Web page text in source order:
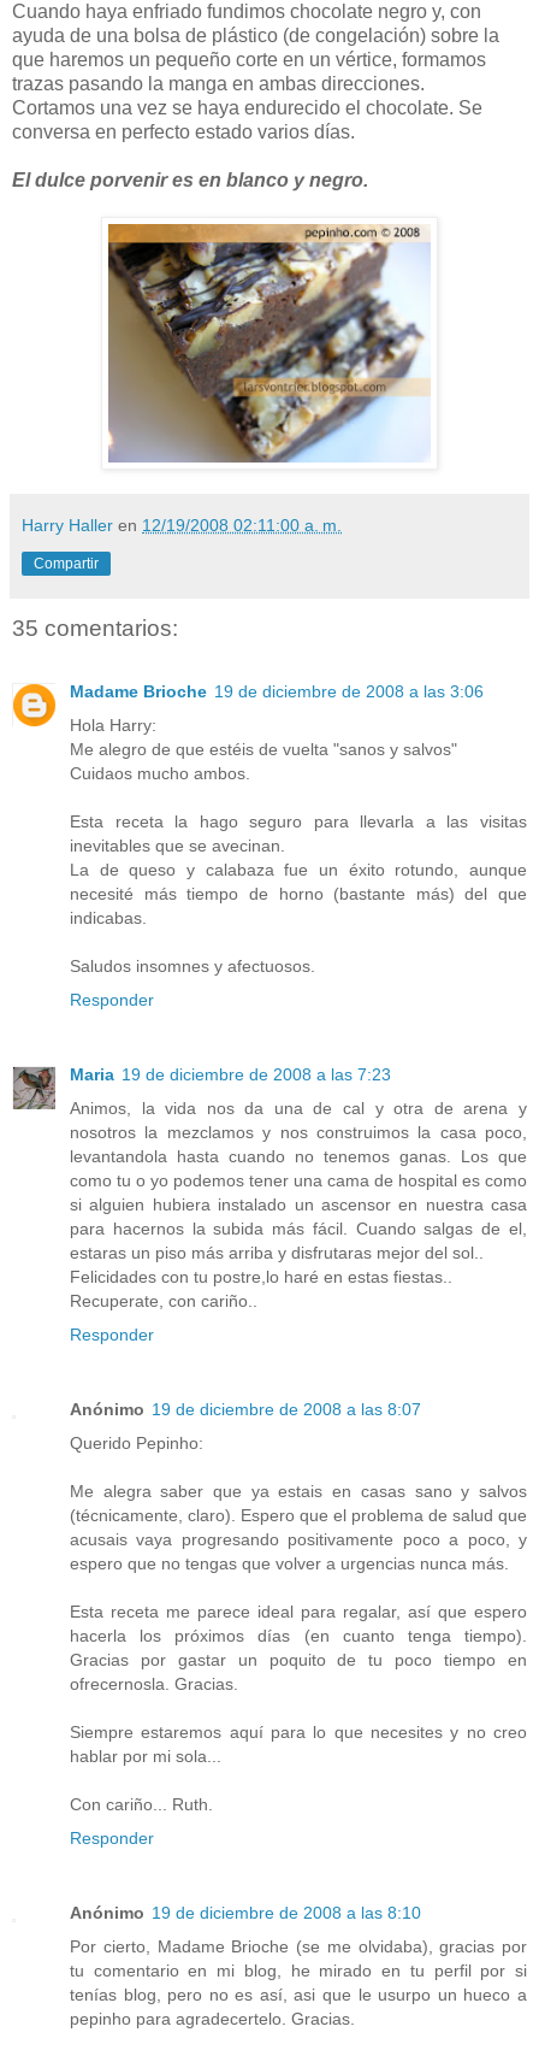
Cuando haya enfriado fundimos chocolate negro y, con
ayuda de una bolsa de plástico (de congelación) sobre la
que haremos un pequeño corte en un vértice, formamos
trazas pasando la manga en ambas direcciones.
Cortamos una vez se haya endurecido el chocolate. Se
conversa en perfecto estado varios días.
El dulce porvenir es en blanco y negro.
Harry Haller en 12/19/2008 02:11:00 a. m.
Compartir
35 comentarios:
Madame Brioche 19 de diciembre de 2008 a las 3:06
Hola Harry:
Me alegro de que estéis de vuelta "sanos y salvos"
Cuidaos mucho ambos.
Esta receta la hago seguro para llevarla a las visitas
inevitables que se avecinan.
La de queso y calabaza fue un éxito rotundo, aunque
necesité más tiempo de horno (bastante más) del que
indicabas.
Saludos insomnes y afectuosos.
Responder
Maria 19 de diciembre de 2008 a las 7:23
Animos, la vida nos da una de cal y otra de arena y
nosotros la mezclamos y nos construimos la casa poco,
levantandola hasta cuando no tenemos ganas. Los que
como tu o yo podemos tener una cama de hospital es como
si alguien hubiera instalado un ascensor en nuestra casa
para hacernos la subida más fácil. Cuando salgas de el,
estaras un piso más arriba y disfrutaras mejor del sol..
Felicidades con tu postre,lo haré en estas fiestas..
Recuperate, con cariño..
Responder
Anónimo 19 de diciembre de 2008 a las 8:07
Querido Pepinho:
Me alegra saber que ya estais en casas sano y salvos
(técnicamente, claro). Espero que el problema de salud que
acusais vaya progresando positivamente poco a poco, y
espero que no tengas que volver a urgencias nunca más.
Esta receta me parece ideal para regalar, así que espero
hacerla los próximos días (en cuanto tenga tiempo).
Gracias por gastar un poquito de tu poco tiempo en
ofrecernosla. Gracias.
Siempre estaremos aquí para lo que necesites y no creo
hablar por mi sola...
Con cariño... Ruth.
Responder
Anónimo 19 de diciembre de 2008 a las 8:10
Por cierto, Madame Brioche (se me olvidaba), gracias por
tu comentario en mi blog, he mirado en tu perfil por si
tenías blog, pero no es así, asi que le usurpo un hueco a
pepinho para agradecertelo. Gracias.